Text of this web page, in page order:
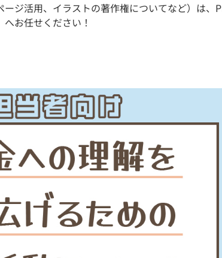
ジ活用、イラストの著作権についてなど）は、
お任せください！